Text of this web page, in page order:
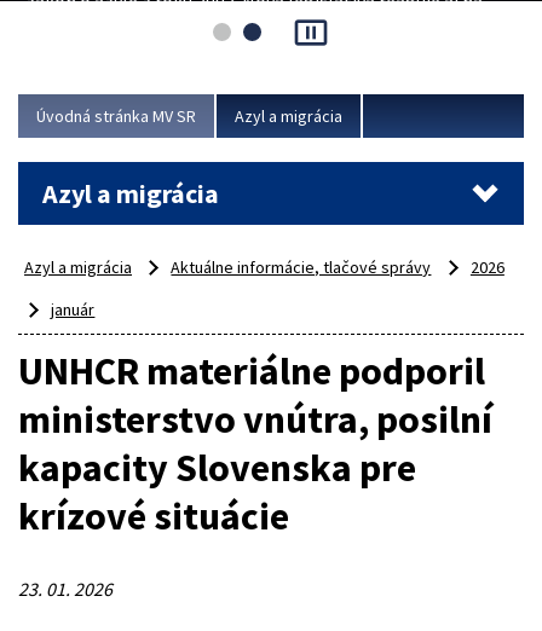
vývoj posledného desaťročia, počas...
pause_presentation
Úvodná stránka MV SR Azyl a migrácia
Azyl a migrácia
Azyl a migrácia Aktuálne informácie, tlačové správy
2026
január
UNHCR materiálne podporil
ministerstvo vnútra, posilní
kapacity Slovenska pre
krízové situácie
23. 01. 2026